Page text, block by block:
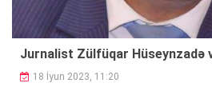
Jurnalist Zülfüqar Hüseynzadə
18 İyun 2023, 11:20